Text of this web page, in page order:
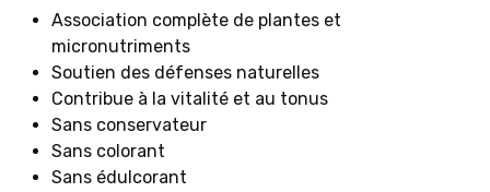
Association complète de plantes et
micronutriments
Soutien des défenses naturelles
Contribue à la vitalité et au tonus
Sans conservateur
Sans colorant
Sans édulcorant